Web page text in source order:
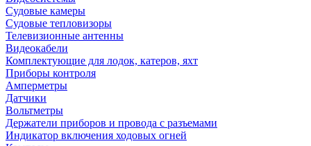
Судовые камеры
Cудовые тепловизоры
Телевизионные антенны
Видеокабели
Комплектующие для лодок, катеров, яхт
Приборы контроля
Амперметры
Датчики
Вольтметры
Держатели приборов и провода с разъемами
Индикатор включения ходовых огней